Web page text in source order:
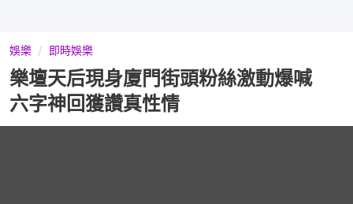
娛樂 即時娛樂
樂壇天后現身廈門街頭粉絲激動爆喊
六字神回獲讚真性情